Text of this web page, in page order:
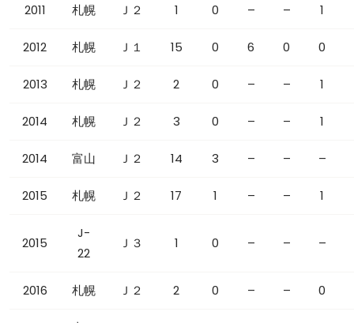
2011 札幌 Ｊ２ 1 0 – – 1
2012 札幌 Ｊ１ 15 0 6 0 0
2013 札幌 Ｊ２ 2 0 – – 1
2014 札幌 Ｊ２ 3 0 – – 1
2014 富山 Ｊ２ 14 3 – – –
2015 札幌 Ｊ２ 17 1 – – 1
2015
J-
22
Ｊ３ 1 0 – – –
2016 札幌 Ｊ２ 2 0 – – 0